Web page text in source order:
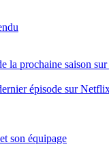
la prochaine saison
épisode sur
son équipage